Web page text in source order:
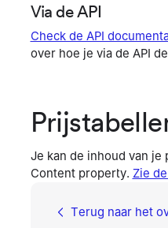
Via de API
Check de API
over hoe je via de API
Je kan de inhoud van je
Content property. Zie
Terug naar het